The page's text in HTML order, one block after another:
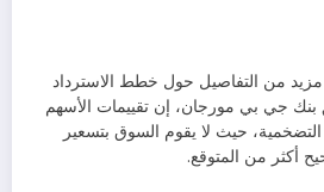
من التفاصيل حول خطط الاسترداد
بنك جي بي مورجان، إن تقييمات الأسهم
حيث لا يقوم السوق بتسعير
أكثر من المتوقع.